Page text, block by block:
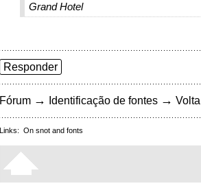
Grand Hotel
Responder
Fórum → Identificação de fontes →
Links: On snot and fonts